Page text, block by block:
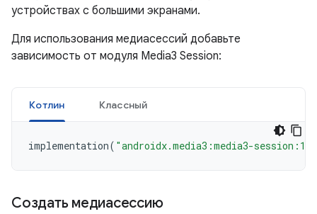
устройствах с большими экранами.
Для использования медиасессий добавьте
зависимость от модуля Media3 Session:
Котлин Классный
implementation( "androidx.media3:media3-
Создать медиасессию